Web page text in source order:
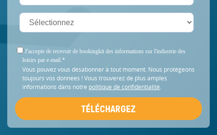
J'accepte de recevoir de bookingkit des informations sur l'industrie des
loisirs par e-mail.*
Vous pouvez vous désabonner à tout moment. Nous protégeons
toujours vos données ! Vous trouverez de plus amples
informations dans notre politique de confidentialité.